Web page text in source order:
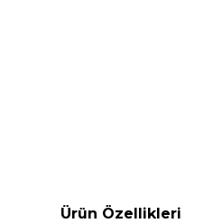
Ürün Özellikleri